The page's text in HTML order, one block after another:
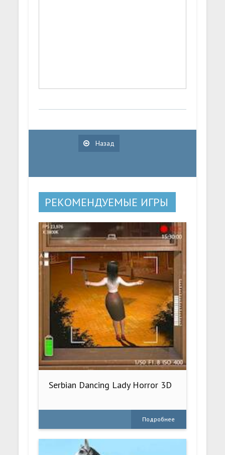
Назад
РЕКОМЕНДУЕМЫЕ ИГРЫ
Serbian Dancing Lady Horror 3D
Подробнее